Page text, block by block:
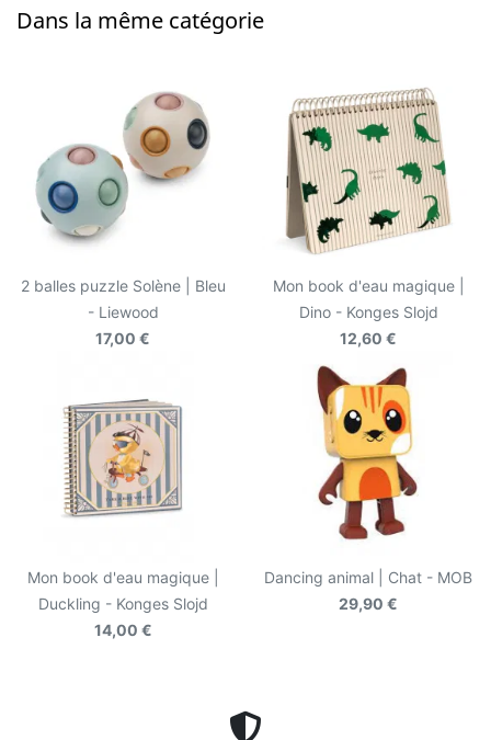
Dans la même catégorie
2 balles puzzle Solène | Bleu
- Liewood
17,00 €
Mon book d'eau magique |
Dino - Konges Slojd
12,60 €
Mon book d'eau magique |
Duckling - Konges Slojd
14,00 €
Dancing animal | Chat - MOB
29,90 €